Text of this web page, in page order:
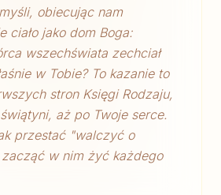
obiecując nam
ciało jako dom Boga:
wszechświata zechciał
w Tobie? To kazanie to
stron Księgi Rodzaju,
aż po Twoje serce.
przestać "walczyć o
w nim żyć każdego